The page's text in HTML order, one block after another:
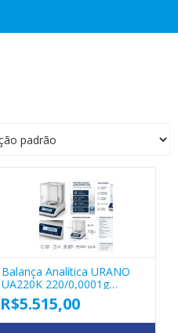
Balança Analítica URANO
UA220K 220/0,0001g
CALIBRAÇÃO INTERNA
R$5.515,00